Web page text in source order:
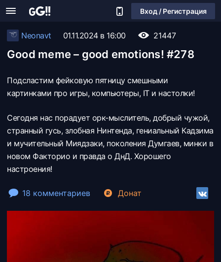
Вход / Регистрация
Neonavt 01.11.2024 в 16:00 21447
Good meme – good emotions! #278
Подсластим фейковую пятницу смешными
картинками про игры, компьютеры, IT и настолки!
Сегодня нас порадует орк-мыслитель, добрый чужой,
странный гусь, злобная Нинтенда, гениальный Кадзима
и мучительный Миядзаки, поколения Думгаев, минки в
новом Факторио и правда о ДнД. Хорошего
настроения!
18 комментариев Донат